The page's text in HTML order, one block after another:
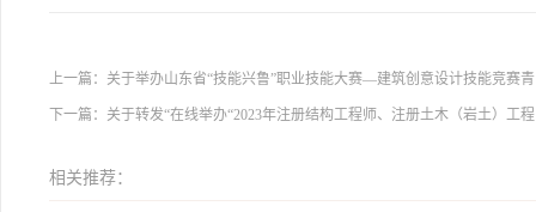
上一篇： 关于举办山东省“技能兴鲁”职业技能大赛—建筑创意设计技能竞赛
下一篇： 关于转发“在线举办“2023年注册结构工程师、注册土木（岩土）工
相关推荐：